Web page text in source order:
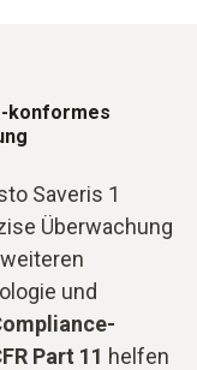
konformes
Saveris 1
Überwachung
und
Part 11 helfen